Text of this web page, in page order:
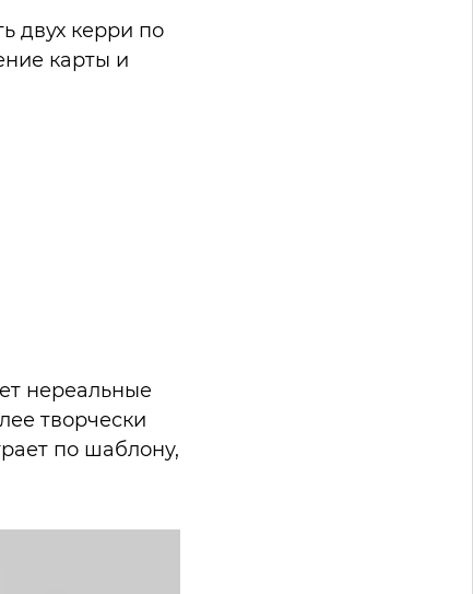
двух керри по
карты и
нереальные
творчески
по шаблону,